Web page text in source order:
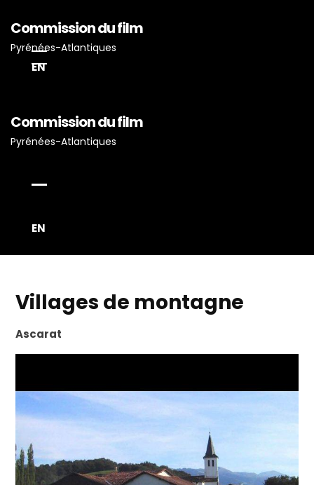
Commission du film
Pyrénées-Atlantiques
EN
Commission du film
Pyrénées-Atlantiques
EN
Accueil
Actualités
Villages de montagne
Ascarat